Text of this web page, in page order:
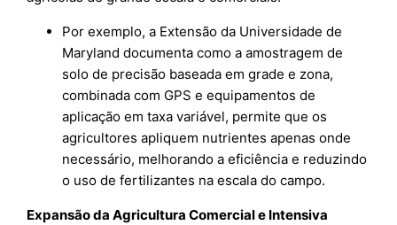
Por exemplo, a Extensão da Universidade de
Maryland documenta como a amostragem de
solo de precisão baseada em grade e zona,
combinada com GPS e equipamentos de
aplicação em taxa variável, permite que os
agricultores apliquem nutrientes apenas onde
necessário, melhorando a eficiência e reduzindo
o uso de fertilizantes na escala do campo.
Expansão da Agricultura Comercial e Intensiva